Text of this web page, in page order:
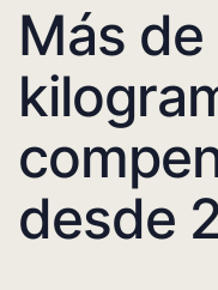
Más
desde